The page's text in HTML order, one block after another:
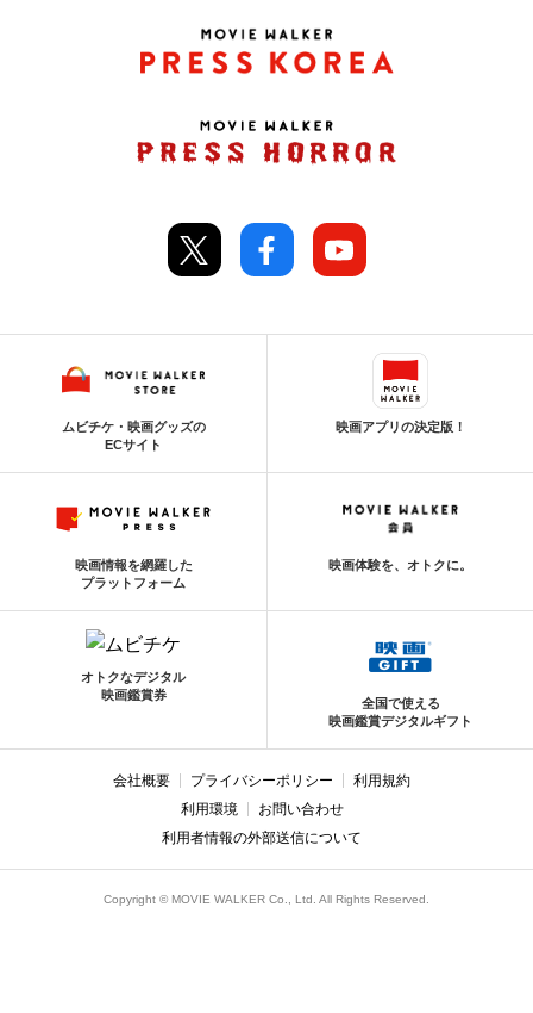
ムビチケ・映画グッズの
ECサイト
映画アプリの決定版！
映画情報を網羅した
プラットフォーム
映画体験を、オトクに。
オトクなデジタル
映画鑑賞券
全国で使える
映画鑑賞デジタルギフト
会社概要 プライバシーポリシー
利用規約
利用環境
お問い合わせ
利用者情報の外部送信について
Copyright © MOVIE WALKER Co., Ltd. All Rights Reserved.